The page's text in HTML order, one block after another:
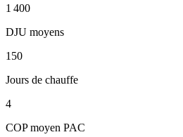
1 400
DJU moyens
150
Jours de chauffe
4
COP moyen PAC